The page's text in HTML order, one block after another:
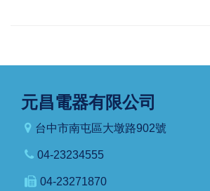
元昌電器有限公司
台中市南屯區大墩路902號
04-23234555
04-23271870